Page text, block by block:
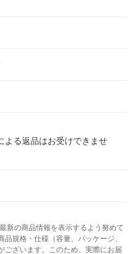
よる返品はお受けできませ
新の商品情報を表示するよう努めて
規格・仕様（容量、パッケージ、
ございます。このため、実際にお届